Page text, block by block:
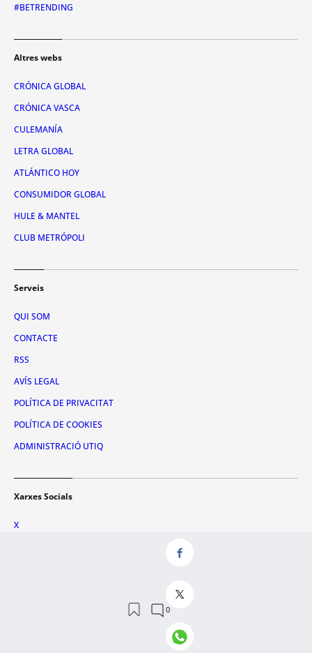
#BETRENDING
Altres webs
CRÓNICA GLOBAL
CRÓNICA VASCA
CULEMANÍA
LETRA GLOBAL
ATLÁNTICO HOY
CONSUMIDOR GLOBAL
HULE & MANTEL
CLUB METRÓPOLI
Serveis
QUI SOM
CONTACTE
RSS
AVÍS LEGAL
POLÍTICA DE PRIVACITAT
POLÍTICA DE COOKIES
ADMINISTRACIÓ UTIQ
Xarxes Socials
X